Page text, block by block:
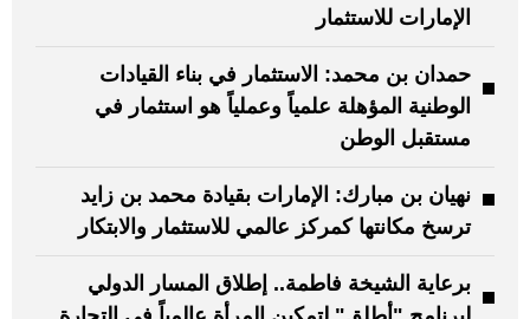
الإمارات للاستثمار
حمدان بن محمد: الاستثمار في بناء القيادات
الوطنية المؤهلة علمياً وعملياً هو استثمار في
مستقبل الوطن
نهيان بن مبارك: الإمارات بقيادة محمد بن زايد
ترسخ مكانتها كمركز عالمي للاستثمار والابتكار
برعاية الشيخة فاطمة.. إطلاق المسار الدولي